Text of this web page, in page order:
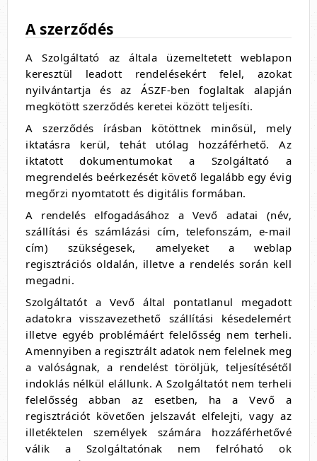
A szerződés
A Szolgáltató az általa üzemeltetett weblapon
keresztül leadott rendelésekért felel, azokat
nyilvántartja és az ÁSZF-ben foglaltak alapján
megkötött szerződés keretei között teljesíti.
A szerződés írásban kötöttnek minősül, mely
iktatásra kerül, tehát utólag hozzáférhető. Az
iktatott dokumentumokat a Szolgáltató a
megrendelés beérkezését követő legalább egy évig
megőrzi nyomtatott és digitális formában.
A rendelés elfogadásához a Vevő adatai (név,
szállítási és számlázási cím, telefonszám, e-mail
cím) szükségesek, amelyeket a weblap
regisztrációs oldalán, illetve a rendelés során kell
megadni.
Szolgáltatót a Vevő által pontatlanul megadott
adatokra visszavezethető szállítási késedelemért
illetve egyéb problémáért felelősség nem terheli.
Amennyiben a regisztrált adatok nem felelnek meg
a valóságnak, a rendelést töröljük, teljesítésétől
indoklás nélkül elállunk. A Szolgáltatót nem terheli
felelősség abban az esetben, ha a Vevő a
regisztrációt követően jelszavát elfelejti, vagy az
illetéktelen személyek számára hozzáférhetővé
válik a Szolgáltatónak nem felróható ok